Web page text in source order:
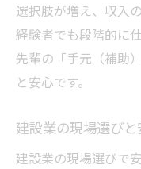
選択肢が増え、収入
経験者でも段階的に
先輩の「手元（補助
と安心です。
建設業の現場選び
建設業の現場選びで